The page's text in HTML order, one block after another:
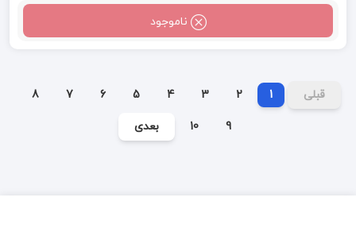
ناموجود
قبلی 1
2
3
4
5
6
7
8
9
10 بعدی